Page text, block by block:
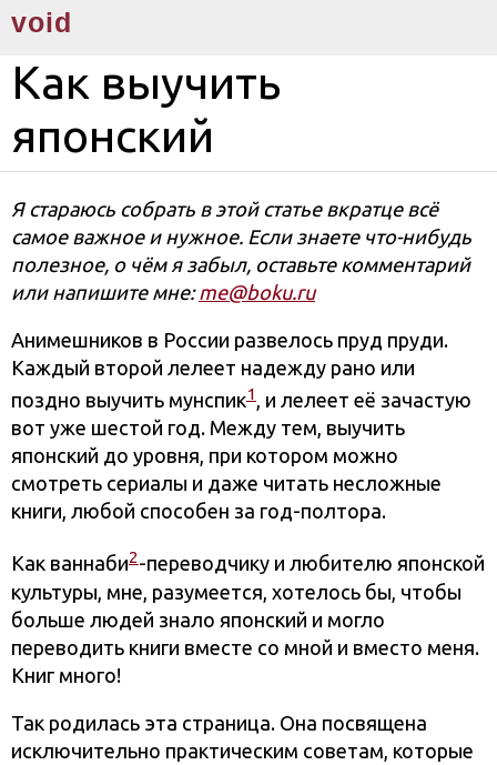
void
Как выучить
японский
Я стараюсь собрать в этой статье вкратце всё
самое важное и нужное. Если знаете что-нибудь
полезное, о чём я забыл, оставьте комментарий
или напишите мне:me@boku.ru
Анимешников в России развелось пруд пруди.
Каждый второй лелеет надежду рано или
поздно выучить мунспик1, и лелеет её зачастую
вот уже шестой год. Между тем, выучить
японский до уровня, при котором можно
смотреть сериалы и даже читать несложные
книги, любой способен за год-полтора.
Как ваннаби2-переводчику и любителю японской
культуры, мне, разумеется, хотелось бы, чтобы
больше людей знало японский и могло
переводить книги вместе со мной и вместо меня.
Книг много!
Так родилась эта страница. Она посвящена
исключительно практическим советам, которые